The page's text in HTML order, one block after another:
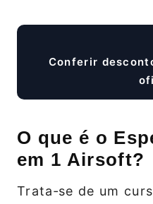
Conferir
O que é o
em 1 Airsoft?
Trata‑se de um